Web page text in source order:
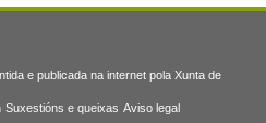
e publicada na internet pola Xunta de
Suxestións e queixas Aviso legal